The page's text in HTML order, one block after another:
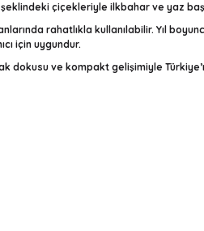
çiçekleriyle ilkbahar ve yaz
rahatlıkla kullanılabilir. Yıl
için uygundur.
dokusu ve kompakt gelişimiyle